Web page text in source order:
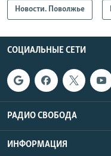
Новости. Поволжье
СОЦИАЛЬНЫЕ СЕТИ
РАДИО СВОБОДА
ИНФОРМАЦИЯ